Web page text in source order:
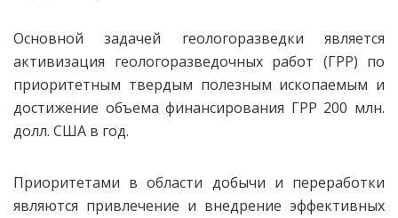
Основной задачей геологоразведки является
активизация геологоразведочных работ (ГРР) по
приоритетным твердым полезным ископаемым и
достижение объема финансирования ГРР 200 млн.
долл. США в год.
Приоритетами в области добычи и переработки
являются привлечение и внедрение эффективных